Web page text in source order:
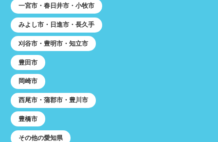
一宮市・春日井市・小牧市
みよし市・日進市・長久手
刈谷市・豊明市・知立市
豊田市
岡崎市
西尾市・蒲郡市・豊川市
豊橋市
その他の愛知県